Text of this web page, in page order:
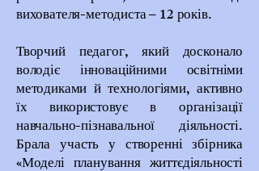
вихователя-методиста – 12 років.
Творчий педагог, який досконало
володіє інноваційними освітніми
методиками й технологіями, активно
їх використовує в організації
навчально-пізнавальної діяльності.
Брала участь у створенні збірника
«Моделі планування життєдіяльності